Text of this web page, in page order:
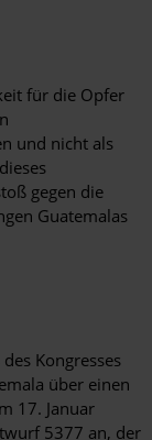
für die Opfer
und nicht als
gegen die
Guatemalas
Kongresses
über einen
17. Januar
5377 an, der